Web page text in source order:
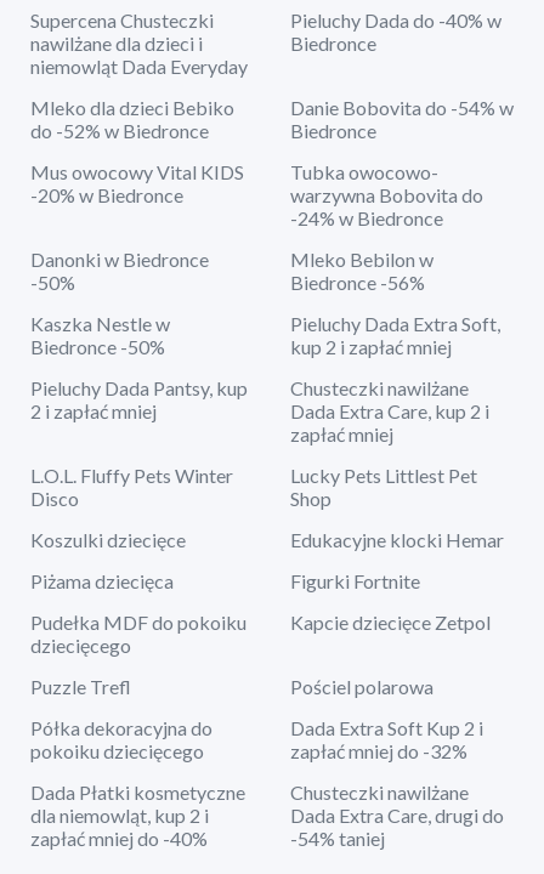
Supercena Chusteczki
nawilżane dla dzieci i
niemowląt Dada Everyday
Pieluchy Dada do -40% w
Biedronce
Mleko dla dzieci Bebiko
do -52% w Biedronce
Danie Bobovita do -54% w
Biedronce
Mus owocowy Vital KIDS
-20% w Biedronce
Tubka owocowo-
warzywna Bobovita do
-24% w Biedronce
Danonki w Biedronce
-50%
Mleko Bebilon w
Biedronce -56%
Kaszka Nestle w
Biedronce -50%
Pieluchy Dada Extra Soft,
kup 2 i zapłać mniej
Pieluchy Dada Pantsy, kup
2 i zapłać mniej
Chusteczki nawilżane
Dada Extra Care, kup 2 i
zapłać mniej
L.O.L. Fluffy Pets Winter
Disco
Lucky Pets Littlest Pet
Shop
Koszulki dziecięce
Edukacyjne klocki Hemar
Piżama dziecięca
Figurki Fortnite
Pudełka MDF do pokoiku
dziecięcego
Kapcie dziecięce Zetpol
Puzzle Trefl
Pościel polarowa
Półka dekoracyjna do
pokoiku dziecięcego
Dada Extra Soft Kup 2 i
zapłać mniej do -32%
Dada Płatki kosmetyczne
dla niemowląt, kup 2 i
zapłać mniej do -40%
Chusteczki nawilżane
Dada Extra Care, drugi do
-54% taniej